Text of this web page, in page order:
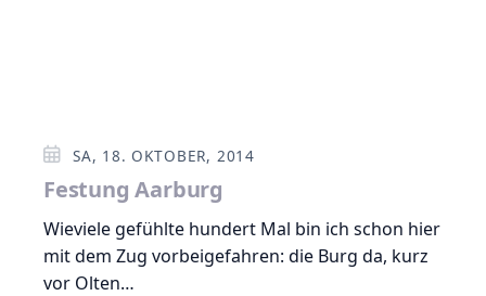
SA, 18. OKTOBER, 2014
Festung Aarburg
Wieviele gefühlte hundert Mal bin ich schon hier
mit dem Zug vorbeigefahren: die Burg da, kurz
vor Olten…